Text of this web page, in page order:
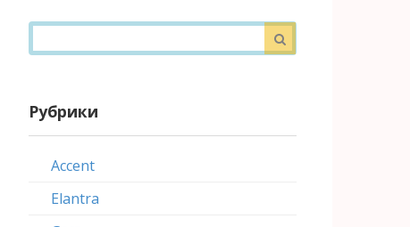
Поиск:
Рубрики
Accent
Elantra